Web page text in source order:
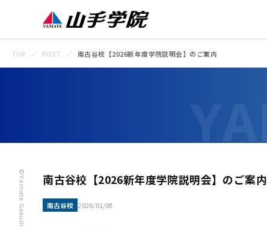
©Yamate Gakuin
TOP POST 南古谷校【2026新年度学院説明会】のご案内
南古谷校【2026新年度学院説明会】のご案内
南古谷校 2026/01/08